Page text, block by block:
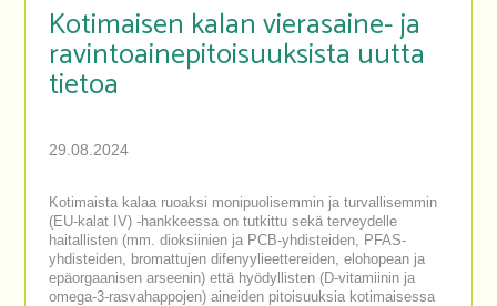
Kotimaisen kalan vierasaine- ja
ravintoainepitoisuuksista uutta
tietoa
29.08.2024
Kotimaista kalaa ruoaksi monipuolisemmin ja turvallisemmin
(EU-kalat IV) -hankkeessa on tutkittu sekä terveydelle
haitallisten (mm. dioksiinien ja PCB-yhdisteiden, PFAS-
yhdisteiden, bromattujen difenyylieettereiden, elohopean ja
epäorgaanisen arseenin) että hyödyllisten (D-vitamiinin ja
omega-3-rasvahappojen) aineiden pitoisuuksia kotimaisessa